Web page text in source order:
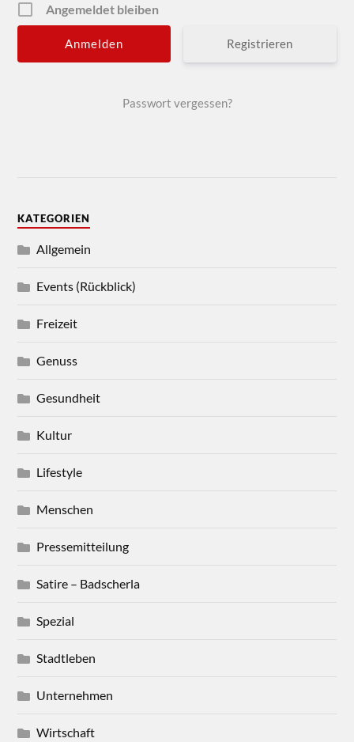
Angemeldet bleiben
Registrieren
Passwort vergessen?
KATEGORIEN
Allgemein
Events (Rückblick)
Freizeit
Genuss
Gesundheit
Kultur
Lifestyle
Menschen
Pressemitteilung
Satire – Badscherla
Spezial
Stadtleben
Unternehmen
Wirtschaft